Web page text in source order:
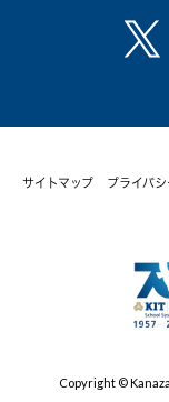
サイトマップ プライバ
Copyright ©